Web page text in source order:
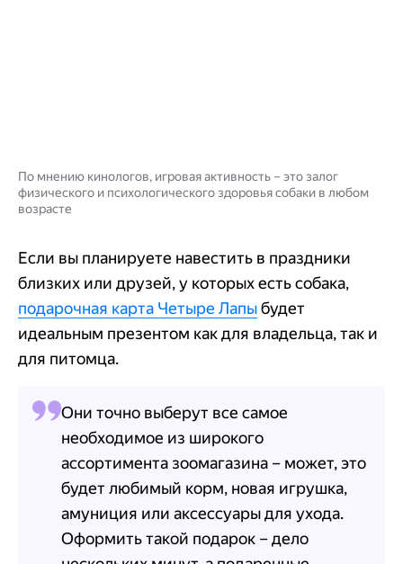
По мнению кинологов, игровая активность – это залог
физического и психологического здоровья собаки в любом
возрасте
Если вы планируете навестить в праздники
близких или друзей, у которых есть собака,
подарочная карта Четыре Лапыбудет
идеальным презентом как для владельца, так и
для питомца.
Они точно выберут все самое
необходимое из широкого
ассортимента зоомагазина – может, это
будет любимый корм, новая игрушка,
амуниция или аксессуары для ухода.
Оформить такой подарок – дело